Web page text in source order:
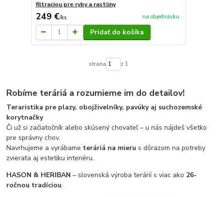
filtraciou pre ryby a rastliny
249 €/ks na objednávku
Pridať do košíka
strana z 1
Robíme teráriá a rozumieme im do detailov!
Teraristika pre plazy, obojživelníky, pavúky aj suchozemské
korytnačky
Či už si začiatočník alebo skúsený chovateľ – u nás nájdeš všetko
pre správny chov.
Navrhujeme a vyrábame teráriá na mieru s dôrazom na potreby
zvieraťa aj estetiku interiéru.
HASON & HERIBAN – slovenská výroba terárií s viac ako 26-
ročnou tradíciou.